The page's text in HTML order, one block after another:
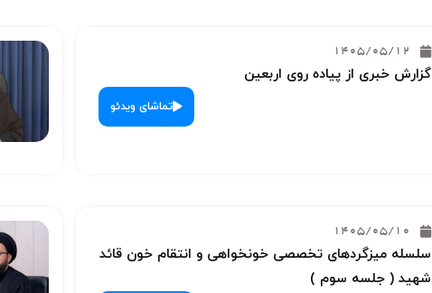
1405/05/12
گزارش خبری از پیاده روی اربعین
تماشای ویدئو
1405/05/10
سلسله میزگردهای تخصصی خونخواهی و انتقام خون قائد
شهید ( جلسه سوم )